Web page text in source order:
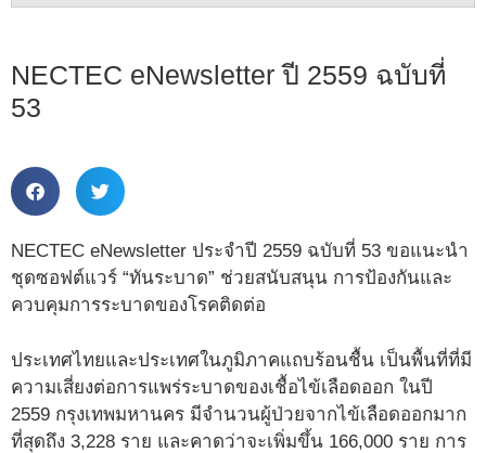
NECTEC eNewsletter ปี 2559 ฉบับที่
53
NECTEC eNewsletter ประจำปี 2559 ฉบับที่ 53 ขอแนะนำ
ชุดซอฟต์แวร์ “ทันระบาด” ช่วยสนับสนุน การป้องกันและ
ควบคุมการระบาดของโรคติดต่อ
ประเทศไทยและประเทศในภูมิภาคแถบร้อนชื้น เป็นพื้นที่ที่มี
ความเสี่ยงต่อการแพร่ระบาดของเชื้อไข้เลือดออก ในปี
2559 กรุงเทพมหานคร มีจำนวนผู้ป่วยจากไข้เลือดออกมาก
ที่สุดถึง 3,228 ราย และคาดว่าจะเพิ่มขึ้น 166,000 ราย การ